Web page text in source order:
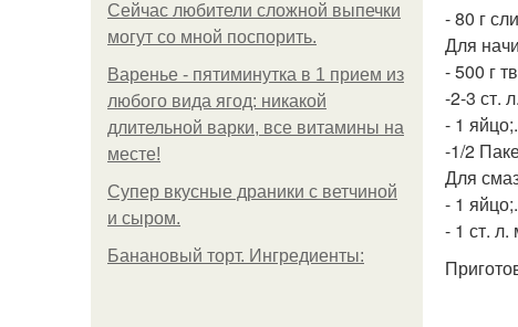
Сейчас любители сложной выпечки
могут со мной поспорить.
Варенье - пятиминутка в 1 прием из
любого вида ягод: никакой
длительной варки, все витамины на
месте!
Супер вкусные драники с ветчиной
и сыром.
Банановый торт. Ингредиенты:
- 80 г
Для
- 500 г
-2-3 ст.
- 1 яйцо;.
-1/2
Для
- 1 яйцо;.
- 1 ст. л.